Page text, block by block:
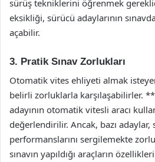
sürüş tekniklerini öğrenmek
eksikliği, sürücü adaylarının
açabilir.
3. Pratik Sınav Zorlukları
Otomatik vites ehliyeti almak
belirli zorluklarla karşılaşabilirler.
adayının otomatik vitesli aracı
değerlendirilir. Ancak, bazı adaylar,
performanslarını sergilemekte
sınavın yapıldığı araçların